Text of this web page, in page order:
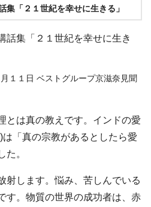
集「２１世紀を幸せに生きる」
話集「２１世紀を幸せに生き
１１日 ベストグループ京滋奈見聞
とは真の教えです。インドの愛
「真の宗教があるとしたら愛
た。
射します。悩み、苦しんでいる
す。物質の世界の成功者は、赤